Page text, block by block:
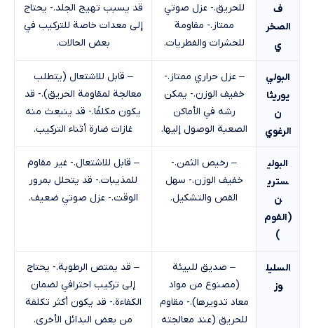
ف
الصخر
ي
للحريق.- عزل صوتي
ممتاز.- مقاومة
للحشرات والفطريات.
قد يسبب تهيج الجلد.- يحتاج
إلى معدات خاصة للتركيب في
بعض الحالات.
البولي
يوريثا
ن
الرغوي
– عزل حراري ممتاز.-
خفيف الوزن.- يمكن
رشه في الأماكن
الصعبة الوصول إليها.
– قابل للاشتعال (يتطلب
معالجة لمقاومة الحريق).- قد
يكون مكلفًا.- قد ينبعث منه
غازات ضارة أثناء التركيب.
البولي
ستري
ن
(الفوم
)
– رخيص الثمن.-
خفيف الوزن.- سهل
القص والتشكيل.
– قابل للاشتعال.- غير مقاوم
للمذيبات.- قد يتحلل بمرور
الوقت.- عزل صوتي ضعيف.
السليل
وز
– صديق للبيئة
(مصنوع من مواد
معاد تدويرها).- مقاوم
للحريق (عند معالجته
– قد يمتص الرطوبة.- يحتاج
إلى تركيب احترافي لضمان
الكفاءة.- قد يكون أكثر تكلفة
من بعض البدائل الأخرى.